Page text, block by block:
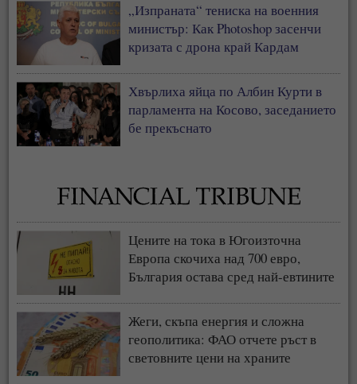
„Изпраната“ тениска на военния
министър: Как Photoshop засенчи
кризата с дрона край Кардам
Хвърлиха яйца по Албин Курти в
парламента на Косово, заседанието
бе прекъснато
Цените на тока в Югоизточна
Европа скочиха над 700 евро,
България остава сред най-евтините
Жеги, скъпа енергия и сложна
геополитика: ФАО отчете ръст в
световните цени на храните